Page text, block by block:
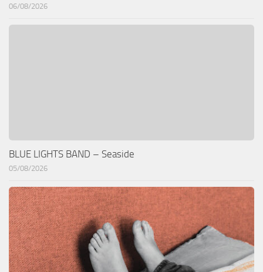
06/08/2026
BLUE LIGHTS BAND – Seaside
05/08/2026